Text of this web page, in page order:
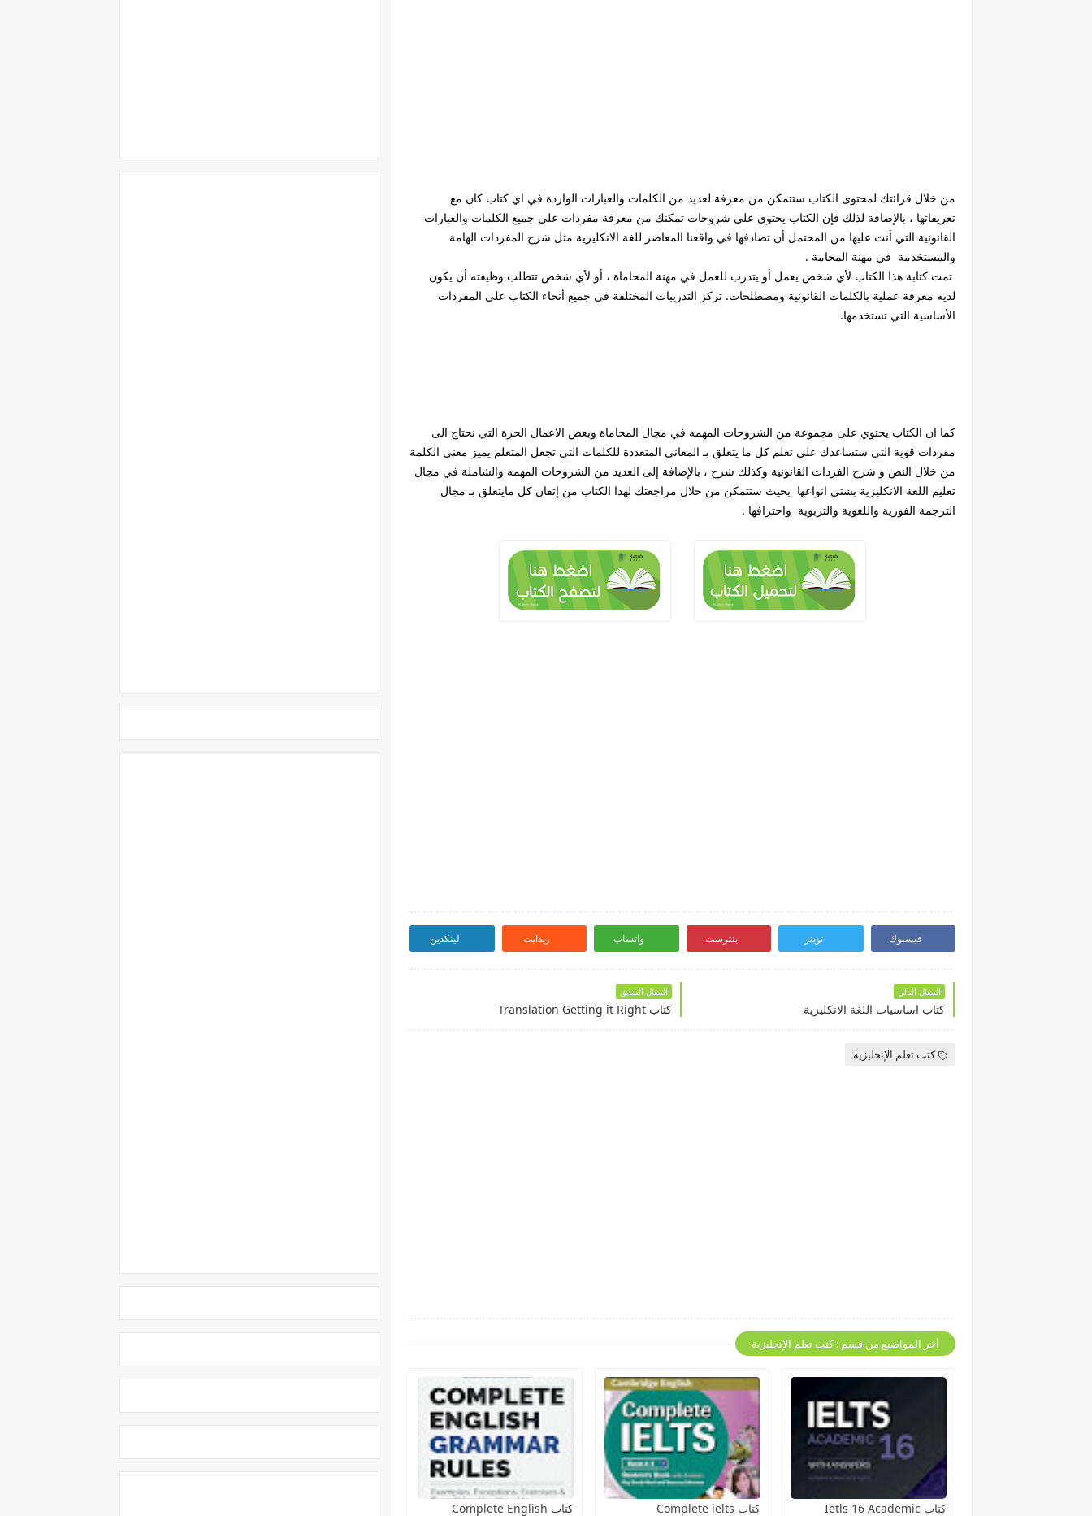
من خلال قرائتك لمحتوى الكتاب ستتمكن من معرفة لعديد من الكلمات والعبارات الواردة في اي كتاب كان مع
تعريفاتها ، بالإضافة لذلك فإن الكتاب يحتوي على شروحات تمكنك من معرفة مفردات على جميع الكلمات والعبارات
القانونية التي أنت عليها من المحتمل أن تصادفها في واقعنا المعاصر للغة الانكليزية مثل شرح المفردات الهامة
والمستخدمة في مهنة المحامة .
تمت كتابة هذا الكتاب لأي شخص يعمل أو يتدرب للعمل في مهنة المحاماة ، أو لأي شخص تتطلب وظيفته أن يكون
لديه معرفة عملية بالكلمات القانونية ومصطلحات. تركز التدريبات المختلفة في جميع أنحاء الكتاب على المفردات
الأساسية التي تستخدمها.
كما ان الكتاب يحتوي على مجموعة من الشروحات المهمه في مجال المحاماة وبعض الاعمال الحرة التي نحتاج الى
مفردات قوية التي ستساعدك على تعلم كل ما يتعلق بـ المعاني المتعددة للكلمات التي تجعل المتعلم يميز معنى الكلمة
من خلال النص و شرح الفردات القانونية وكذلك شرح ، بالإضافة إلى العديد من الشروحات المهمه والشاملة في مجال
تعليم اللغة الانكليزية بشتى انواعها بحيث ستتمكن من خلال مراجعتك لهذا الكتاب من إتقان كل مايتعلق بـ مجال
الترجمة الفورية واللغوية والتربوية واحترافها .
فيسبوك تويتر بنترست واتساب ريدايت لينكدين
المقال التالي
كتاب اساسيات اللغة الانكليزية
المقال السابق
كتاب Translation Getting it Right
كتب تعلم الإنجليزية
أخر المواضيع من قسم : كتب تعلم الإنجليزية
كتاب Ietls 16 Academic كتاب Complete ielts كتاب Complete English